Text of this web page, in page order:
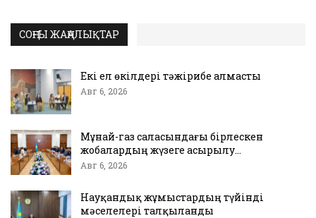
СОҢҒЫ ЖАҢАЛЫҚТАР
Екі ел өкілдері тәжірибе алмасты
Авг 6, 2026
Мұнай-газ саласындағы бірлескен
жобалардың жүзеге асырылу…
Авг 6, 2026
Науқандық жұмыстардың түйінді
мәселелері талқыланды